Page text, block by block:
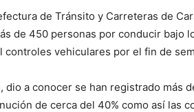
de Tránsito y Carreteras de
de 450 personas por conducir bajo
controles vehiculares por el fin de
dio a conocer se han registrado más
de cerca del 40% como así las